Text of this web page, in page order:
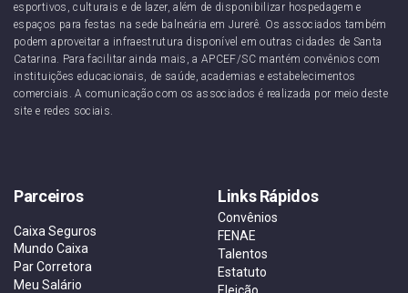
esportivos, culturais e de lazer, além de disponibilizar hospedagem e
espaços para festas na sede balneária em Jurerê. Os associados também
podem aproveitar a infraestrutura disponível em outras cidades de Santa
Catarina. Para facilitar ainda mais, a APCEF/SC mantém convênios com
instituições educacionais, de saúde, academias e estabelecimentos
comerciais. A comunicação com os associados é realizada por meio deste
site e redes sociais.
Parceiros
Caixa Seguros
Mundo Caixa
Par Corretora
Meu Salário
Links Rápidos
Convênios
FENAE
Talentos
Estatuto